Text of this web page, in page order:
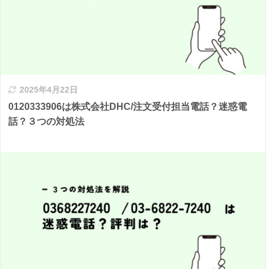
2025年4月22日
0120333906は株式会社DHC/注文受付担当電話？迷惑電
話？３つの対処法